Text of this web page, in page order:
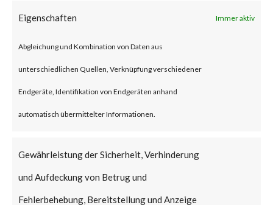
Eigenschaften Immer aktiv
Abgleichung und Kombination von Daten aus
unterschiedlichen Quellen, Verknüpfung verschiedener
Endgeräte, Identifikation von Endgeräten anhand
automatisch übermittelter Informationen.
Gewährleistung der Sicherheit, Verhinderung
und Aufdeckung von Betrug und
Fehlerbehebung, Bereitstellung und Anzeige
the vulnerability could allow an
unauthorized attacker to gain
admin privileges on the
WordPress websites installed
with the vulnerable version of
According to NIST (National
Institute of Standards and